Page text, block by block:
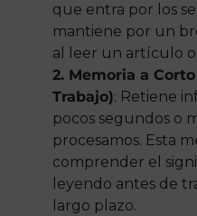
que entra por los
mantiene por un
al leer un artículo
2. Memoria a
Trabajo): Retiene
pocos segundos o
procesamos. Esta
comprender el
leyendo antes de
largo plazo.